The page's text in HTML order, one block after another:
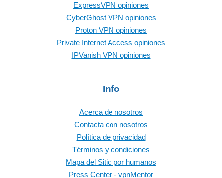
ExpressVPN opiniones
CyberGhost VPN opiniones
Proton VPN opiniones
Private Internet Access opiniones
IPVanish VPN opiniones
Info
Acerca de nosotros
Contacta con nosotros
Política de privacidad
Términos y condiciones
Mapa del Sitio por humanos
Press Center - vpnMentor